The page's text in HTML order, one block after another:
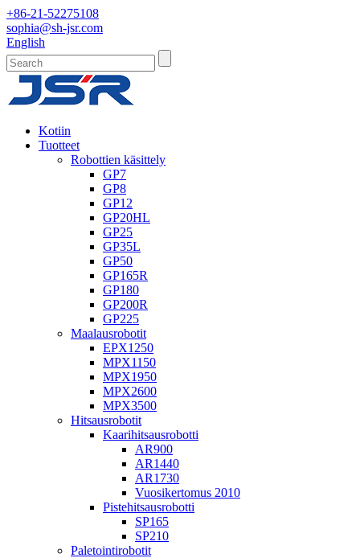
+86-21-52275108
sophia@sh-jsr.com
English
Kotiin
Tuotteet
Robottien käsittely
GP7
GP8
GP12
GP20HL
GP25
GP35L
GP50
GP165R
GP180
GP200R
GP225
Maalausrobotit
EPX1250
MPX1150
MPX1950
MPX2600
MPX3500
Hitsausrobotit
Kaarihitsausrobotti
AR900
AR1440
AR1730
Vuosikertomus 2010
Pistehitsausrobotti
SP165
SP210
Paletointirobotit